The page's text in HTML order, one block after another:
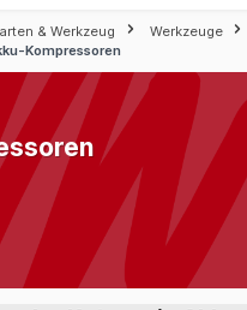
& Werkzeug
Werkzeuge
Kompressoren